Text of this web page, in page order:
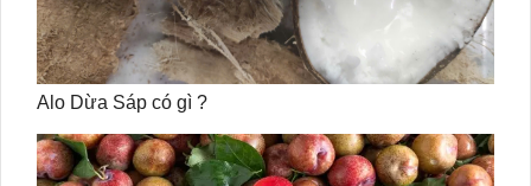
Alo Dừa Sáp có gì ?